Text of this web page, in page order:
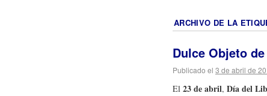
ARCHIVO DE LA
Dulce Objeto
Publicado el 3 de abril de
El23 de abril,Día del